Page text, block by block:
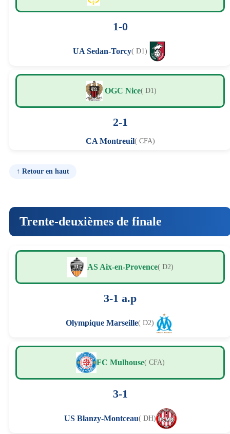
1-0
UA Sedan-Torcy( D1)
OGC Nice( D1)
2-1
CA Montreuil( CFA)
↑ Retour en haut
Trente-deuxièmes de finale
AS Aix-en-Provence( D2)
3-1 a.p
Olympique Marseille( D2)
FC Mulhouse( CFA)
3-1
US Blanzy-Montceau( DH)